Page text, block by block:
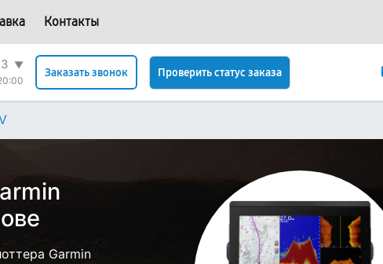
Контакты
▼
Заказать звонок Проверить статус заказа
Garmin